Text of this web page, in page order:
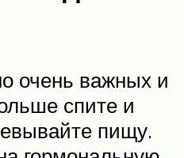
очень важных и
спите и
пищу.